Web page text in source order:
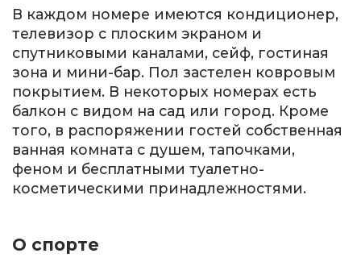
В каждом номере имеются кондиционер,
телевизор с плоским экраном и
спутниковыми каналами, сейф, гостиная
зона и мини-бар. Пол застелен ковровым
покрытием. В некоторых номерах есть
балкон с видом на сад или город. Кроме
того, в распоряжении гостей собственная
ванная комната с душем, тапочками,
феном и бесплатными туалетно-
косметическими принадлежностями.
О спорте